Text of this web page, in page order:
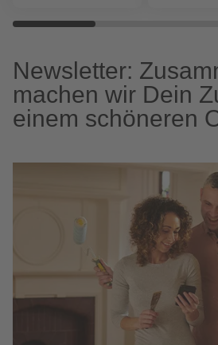
Newsletter:
machen wir Dein
einem schöneren